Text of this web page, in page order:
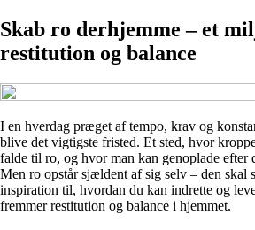
Skab ro derhjemme – et
restitution og balance
I en hverdag præget af tempo, krav og
blive det vigtigste fristed. Et sted, hvor
falde til ro, og hvor man kan genoplade efter
Men ro opstår sjældent af sig selv – den skal
inspiration til, hvordan du kan indrette og
fremmer restitution og balance i hjemmet.